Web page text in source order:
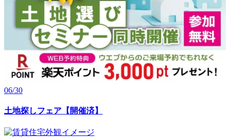
06/30
土地探しフェア【開催済】